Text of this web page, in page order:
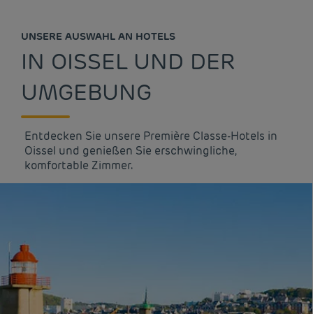
UNSERE AUSWAHL AN HOTELS
IN OISSEL UND DER
UMGEBUNG
Entdecken Sie unsere Première Classe-Hotels in
Oissel und genießen Sie erschwingliche,
komfortable Zimmer.